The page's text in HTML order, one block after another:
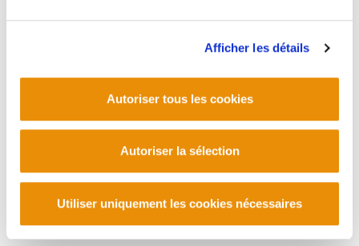
Afficher les détails
Autoriser tous les cookies
Autoriser la sélection
Utiliser uniquement les cookies nécessaires